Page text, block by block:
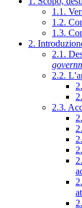
1.1.
1.2.
1.3.
2.
2.1.
2.2.
2.3.